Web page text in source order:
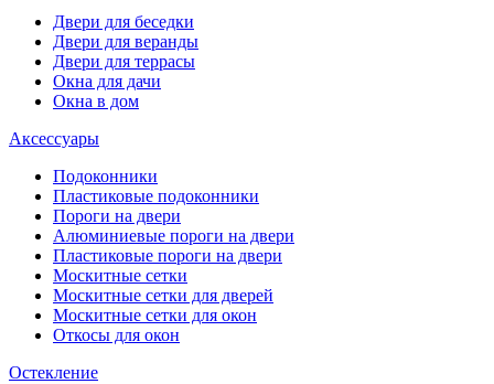
Двери для беседки
Двери для веранды
Двери для террасы
Окна для дачи
Окна в дом
Аксессуары
Подоконники
Пластиковые подоконники
Пороги на двери
Алюминиевые пороги на двери
Пластиковые пороги на двери
Москитные сетки
Москитные сетки для дверей
Москитные сетки для окон
Откосы для окон
Остекление